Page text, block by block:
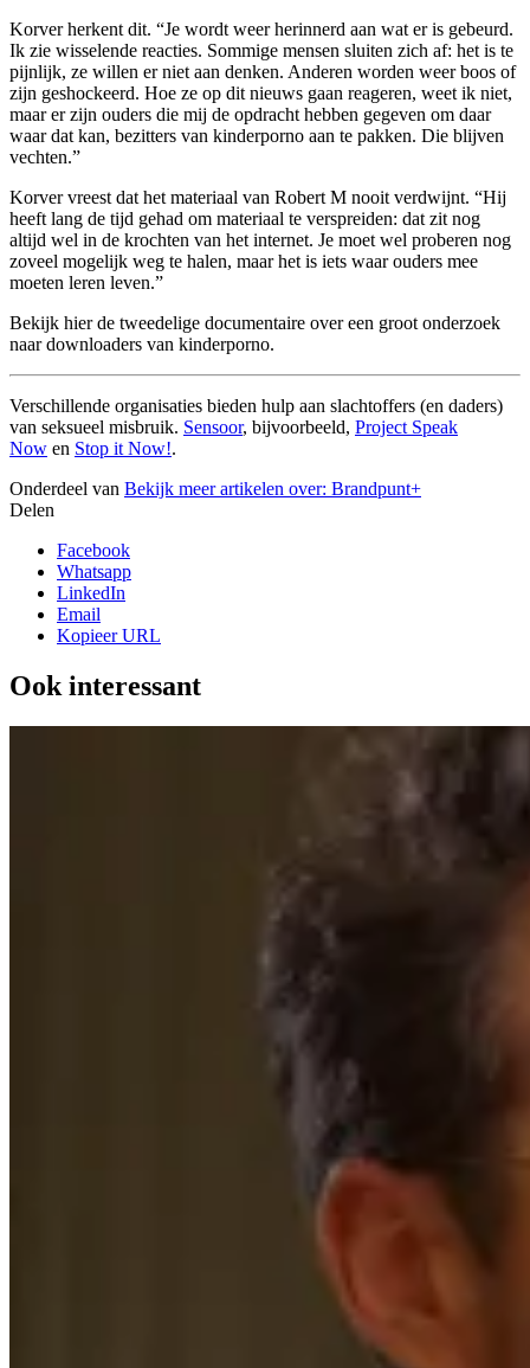
Korver herkent dit. “Je wordt weer herinnerd aan wat er is gebeurd.
Ik zie wisselende reacties. Sommige mensen sluiten zich af: het is te
pijnlijk, ze willen er niet aan denken. Anderen worden weer boos of
zijn geshockeerd. Hoe ze op dit nieuws gaan reageren, weet ik niet,
maar er zijn ouders die mij de opdracht hebben gegeven om daar
waar dat kan, bezitters van kinderporno aan te pakken. Die blijven
vechten.”
Korver vreest dat het materiaal van Robert M nooit verdwijnt. “Hij
heeft lang de tijd gehad om materiaal te verspreiden: dat zit nog
altijd wel in de krochten van het internet. Je moet wel proberen nog
zoveel mogelijk weg te halen, maar het is iets waar ouders mee
moeten leren leven.”
Bekijk hier de tweedelige documentaire over een groot onderzoek
naar downloaders van kinderporno.
Verschillende organisaties bieden hulp aan slachtoffers (en daders)
van seksueel misbruik. Sensoor, bijvoorbeeld, Project Speak
Now en Stop it Now!.
Onderdeel van Bekijk meer artikelen over: Brandpunt+
Delen
Facebook
Whatsapp
LinkedIn
Email
Kopieer URL
Ook interessant